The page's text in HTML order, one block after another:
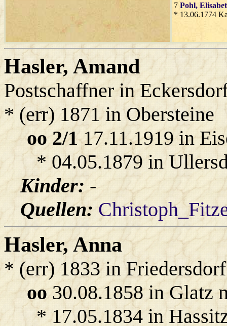
7 Pohl,
* 13.06.1774
Hasler, Amand
Postschaffner in
* (err) 1871 in Obersteine
oo 2/117.11.1919 in
* 04.05.1879 in
Kinder:-
Quellen:
Hasler, Anna
* (err) 1833 in Friedersdorf
oo30.08.1858 in Glatz
* 17.05.1834 in